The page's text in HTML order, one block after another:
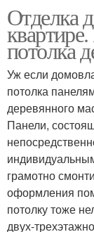
Отделка
потолка
Уж если
потолка
деревянного
Панели,
грамотно
оформления
потолку тоже
двух-